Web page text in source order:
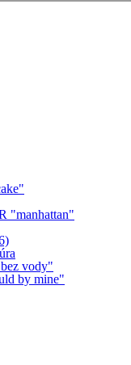
"manhattan"
vody"
by mine"